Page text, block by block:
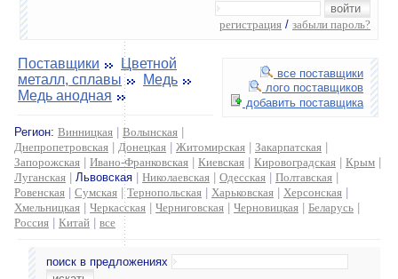
регистрация / забыли пароль?
все поставщики
лого поставщиков
добавить поставщика
Поставщики
Цветной
металл, сплавы
Медь
Медь анодная
Регион: Винницкая Волынская
Днепропетровская
Донецкая Житомирская Закарпатская
Запорожская
Ивано-Франковская Киевская Кировоградская Крым
Луганская
Львовская Николаевская Одесская Полтавская
Ровенская
Сумская |Тернопольская Харьковская Херсонская
Хмельницкая
Черкасская Черниговская Черновицкая Беларусь
Россия
Китай все
поиск в предложениях